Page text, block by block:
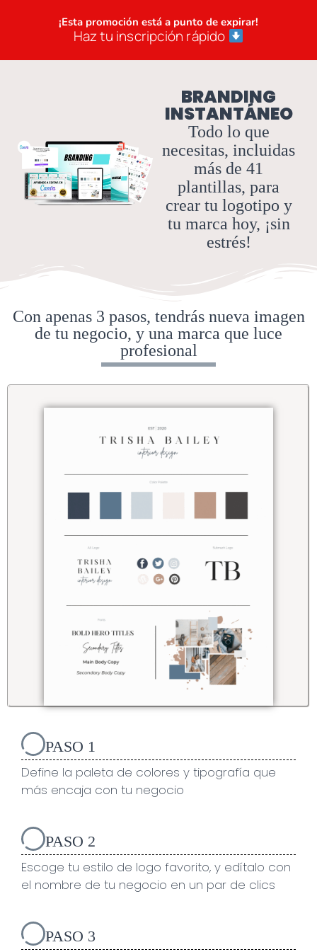
¡Esta promoción está a punto de expirar!
Haz tu inscripción rápido
BRANDING
INSTANTÁNEO
Todo lo que
necesitas, incluidas
más de 41
plantillas, para
crear tu logotipo y
tu marca hoy, ¡sin
estrés!
Con apenas 3 pasos, tendrás nueva imagen
de tu negocio, y una marca que luce
profesional
PASO 1
Define la paleta de colores y tipografía que
más encaja con tu negocio
PASO 2
Escoge tu estilo de logo favorito, y edítalo con
el nombre de tu negocio en un par de clics
PASO 3